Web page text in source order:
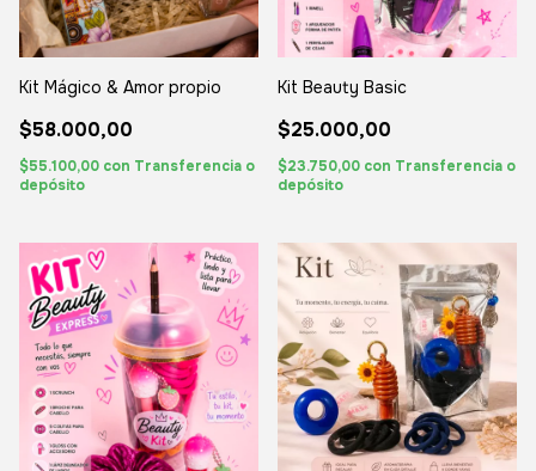
Kit Mágico & Amor propio
$58.000,00
$55.100,00 con Transferencia o
depósito
Kit Beauty Basic
$25.000,00
$23.750,00 con Transferencia o
depósito